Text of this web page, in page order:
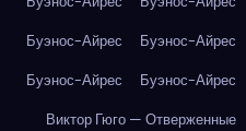
Буэнос-Айрес
Буэнос-Айрес
Буэнос-Айрес
Буэнос-Айрес
Виктор Гюго — Отверженные